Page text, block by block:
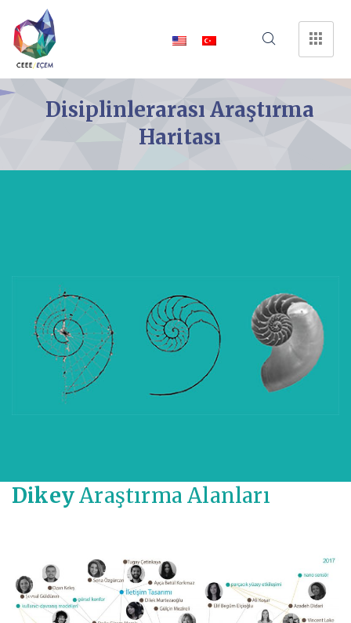
Disiplinlerarası Araştırma
Haritası
DikeyAraştırma Alanları